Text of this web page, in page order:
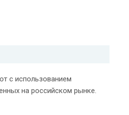
с использованием
на российском рынке.